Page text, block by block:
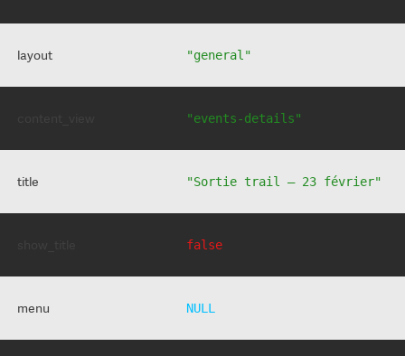
layout "general"
"events-details"
title "Sortie trail – 23 février"
false
menu NULL